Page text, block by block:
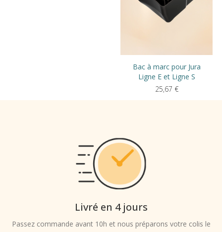
Bac à marc pour Jura
Ligne E et Ligne S
25,67 €
Livré en 4 jours
Passez commande avant 10h et nous préparons votre colis le